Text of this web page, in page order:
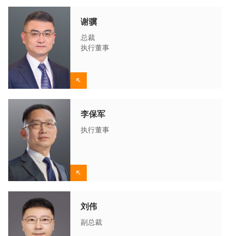
谢骥
总裁
执行董事
李保军
执行董事
刘伟
副总裁